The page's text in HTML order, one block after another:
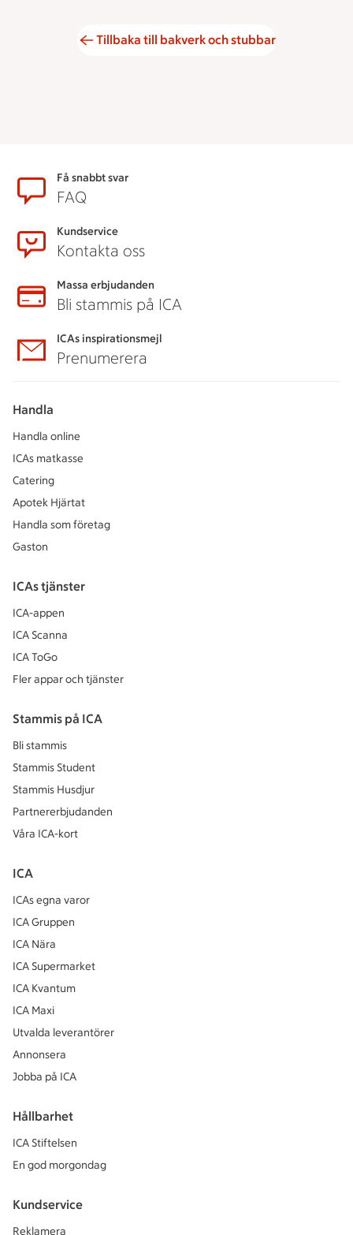
Tillbaka till bakverk och stubbar
SidfotFå snabbt svar
FAQ
Kundservice
Kontakta oss
Massa erbjudanden
Bli stammis på ICA
ICAs inspirationsmejl
Prenumerera
Handla
Handla online
ICAs matkasse
Catering
Apotek Hjärtat
Handla som företag
Gaston
ICAs tjänster
ICA-appen
ICA Scanna
ICA ToGo
Fler appar och tjänster
Stammis på ICA
Bli stammis
Stammis Student
Stammis Husdjur
Partnererbjudanden
Våra ICA-kort
ICA
ICAs egna varor
ICA Gruppen
ICA Nära
ICA Supermarket
ICA Kvantum
ICA Maxi
Utvalda leverantörer
Annonsera
Jobba på ICA
Hållbarhet
ICA Stiftelsen
En god morgondag
Kundservice
Reklamera